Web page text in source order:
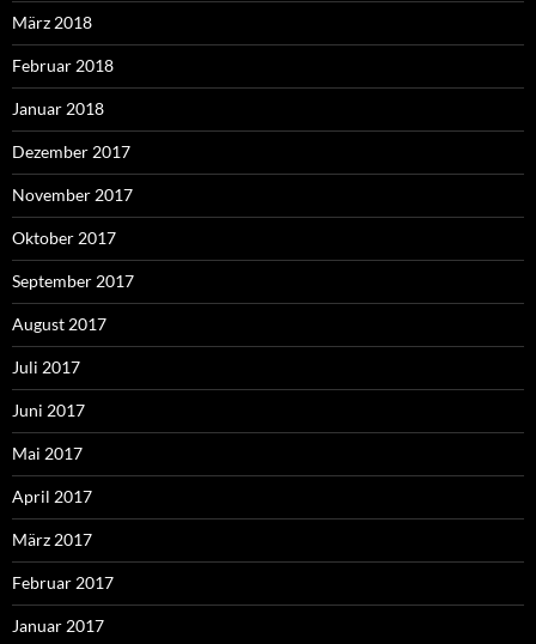
März 2018
Februar 2018
Januar 2018
Dezember 2017
November 2017
Oktober 2017
September 2017
August 2017
Juli 2017
Juni 2017
Mai 2017
April 2017
März 2017
Februar 2017
Januar 2017